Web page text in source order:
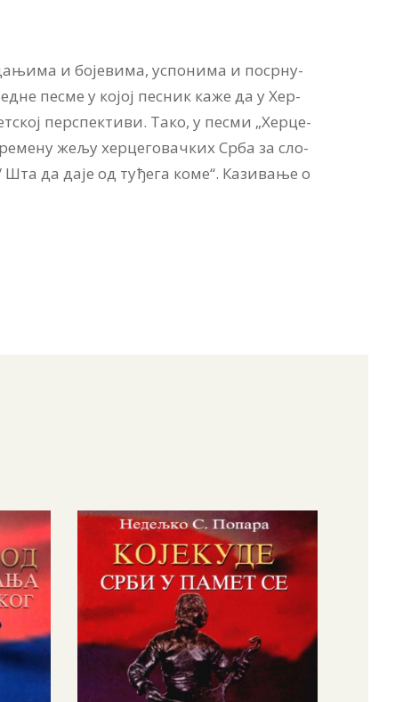
и бо­је­ви­ма, успо­ни­ма и по­ср­ну­
пе­сме у ко­јој пе­сник ка­же да у Хер­
пер­спек­ти­ви. Та­ко, у пе­сми „Хер­це­
же­љу хер­це­го­вач­ких Ср­ба за сло­
да да­је од ту­ђе­га ко­ме“. Ка­зи­ва­ње о